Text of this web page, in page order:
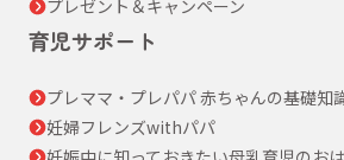
プレゼント＆キャンペーン
育児サポート
プレママ・プレパパ 赤ちゃんの基礎知
妊婦フレンズwithパパ